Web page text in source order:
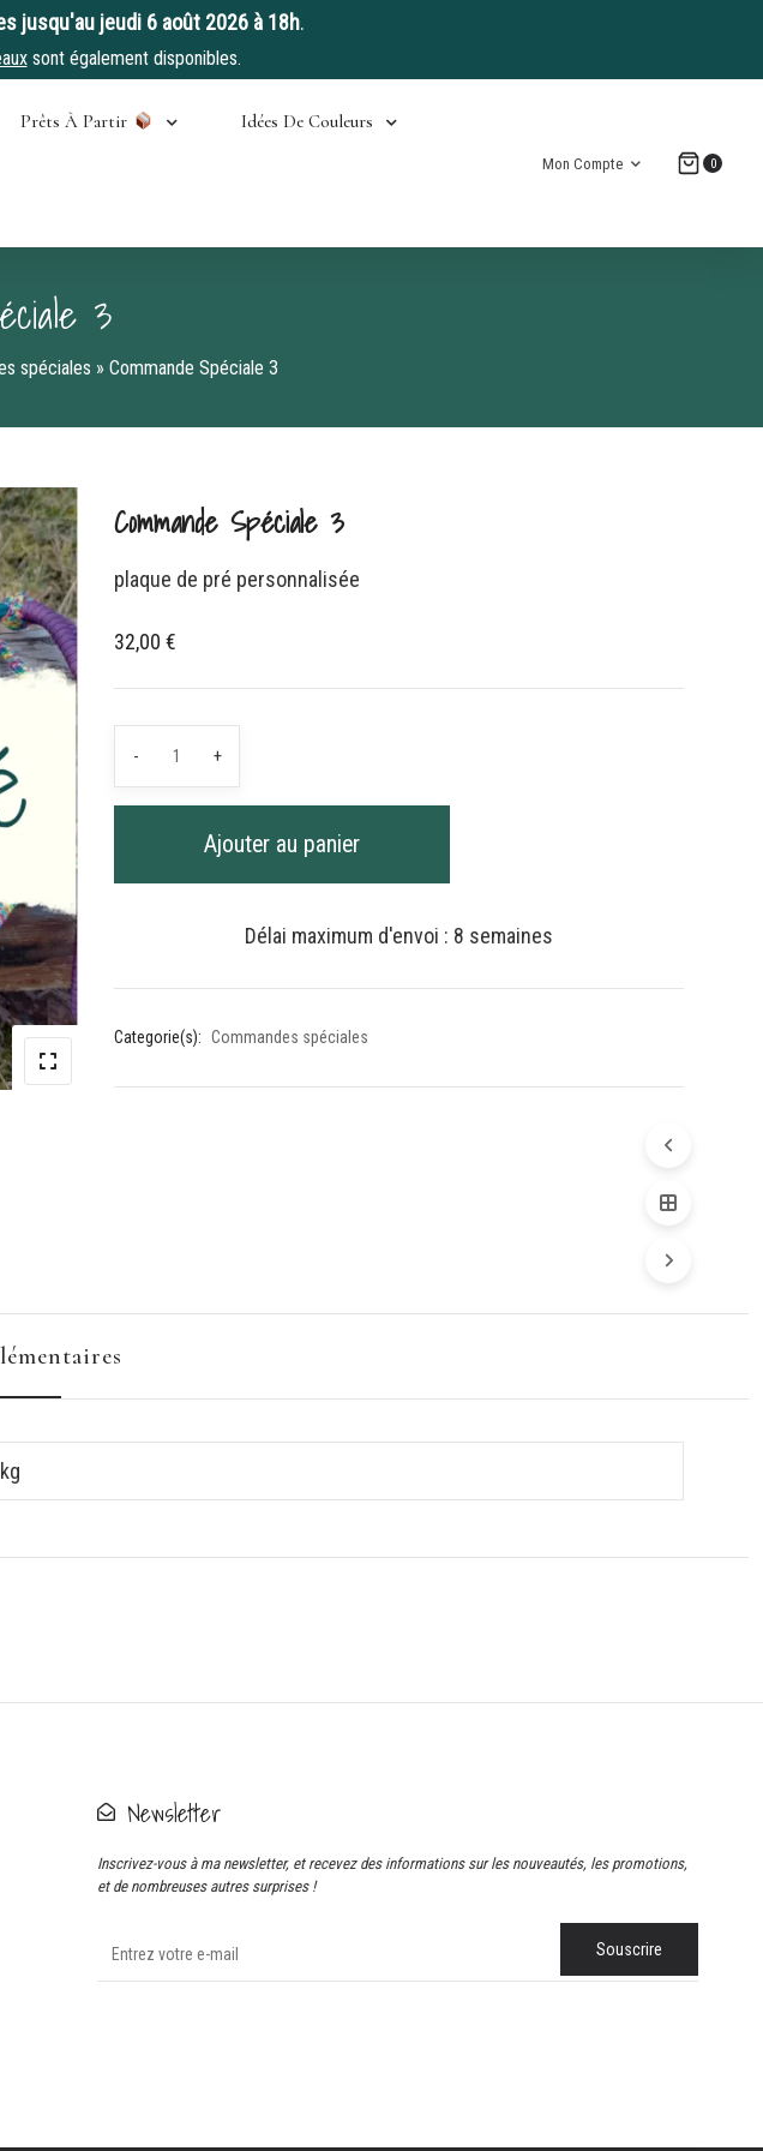
jusqu'au jeudi 6 août 2026 à 18h.
sont également disponibles.
Prêts À Partir Idées De Couleurs
Mon Compte 0
3
spéciales » Commande Spéciale 3
Commande Spéciale 3
plaque de pré personnalisée
32,00 €
-
Commande
Spéciale
+
Ajouter au panier
Délai maximum d'envoi : 8 semaines
Categorie(s): Commandes spéciales
Newsletter
Inscrivez-vous à ma newsletter, et recevez des informations sur les nouveautés, les promotions,
et de nombreuses autres surprises !